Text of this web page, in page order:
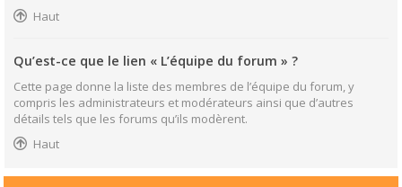
Haut
Qu’est-ce que le lien « L’équipe du forum » ?
Cette page donne la liste des membres de l’équipe du forum, y
compris les administrateurs et modérateurs ainsi que d’autres
détails tels que les forums qu’ils modèrent.
Haut